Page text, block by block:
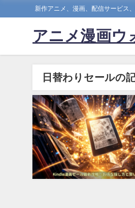
新作アニメ、漫画、配信サービス
アニメ漫画ウ
日替わりセールの